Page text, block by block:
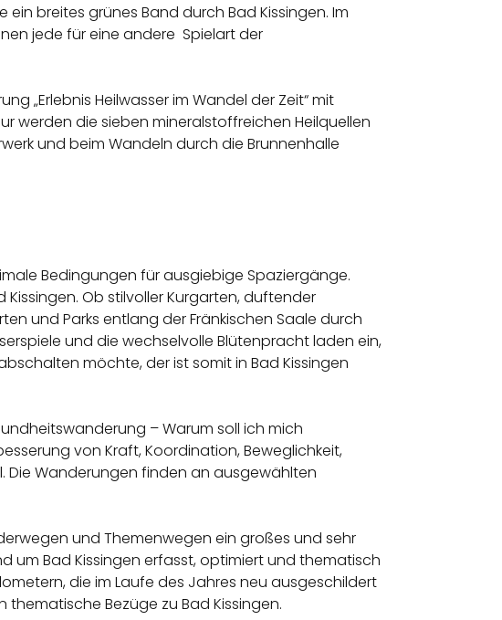
breites grünes Band durch Bad Kissingen. Im
jede für eine andere Spielart der
„Erlebnis Heilwasser im Wandel der Zeit“ mit
werden die sieben mineralstoffreichen Heilquellen
und beim Wandeln durch die Brunnenhalle
Bedingungen für ausgiebige Spaziergänge.
Ob stilvoller Kurgarten, duftender
und Parks entlang der Fränkischen Saale durch
und die wechselvolle Blütenpracht laden ein,
möchte, der ist somit in Bad Kissingen
– Warum soll ich mich
von Kraft, Koordination, Beweglichkeit,
Die Wanderungen finden an ausgewählten
und Themenwegen ein großes und sehr
um Bad Kissingen erfasst, optimiert und thematisch
die im Laufe des Jahres neu ausgeschildert
Bezüge zu Bad Kissingen.